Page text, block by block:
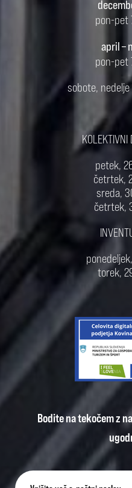
pon-pet
april –
pon-pet
sobote,
KOLEKTIVNI
petek,
četrtek,
sreda,
četrtek,
torek,
Bodite na tekočem z